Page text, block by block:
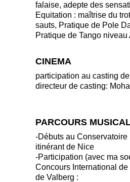
falaise, adepte des
Equitation : maîtrise du
sauts, Pratique de Pole
Pratique de Tango niveau
CINEMA
participation au casting
directeur de casting:
PARCOURS
-Débuts au Conservatoire
itinérant de Nice
-Participation (avec ma
Concours International
de Valberg :